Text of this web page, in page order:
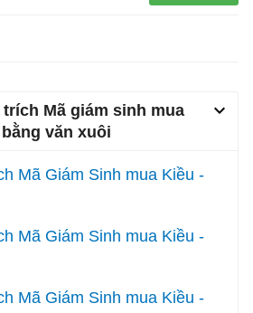
Mã giám sinh mua
văn xuôi
Mã Giám Sinh mua Kiều -
Mã Giám Sinh mua Kiều -
Mã Giám Sinh mua Kiều -